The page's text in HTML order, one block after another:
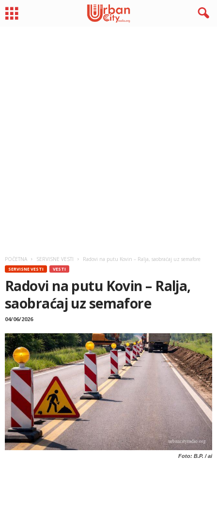
POČETNA SERVISNE VESTI Radovi na putu Kovin – Ralja, saobraćaj uz semafore
SERVISNE VESTI VESTI
Radovi na putu Kovin – Ralja,
saobraćaj uz semafore
04/06/2026
Foto: B.P. / ai